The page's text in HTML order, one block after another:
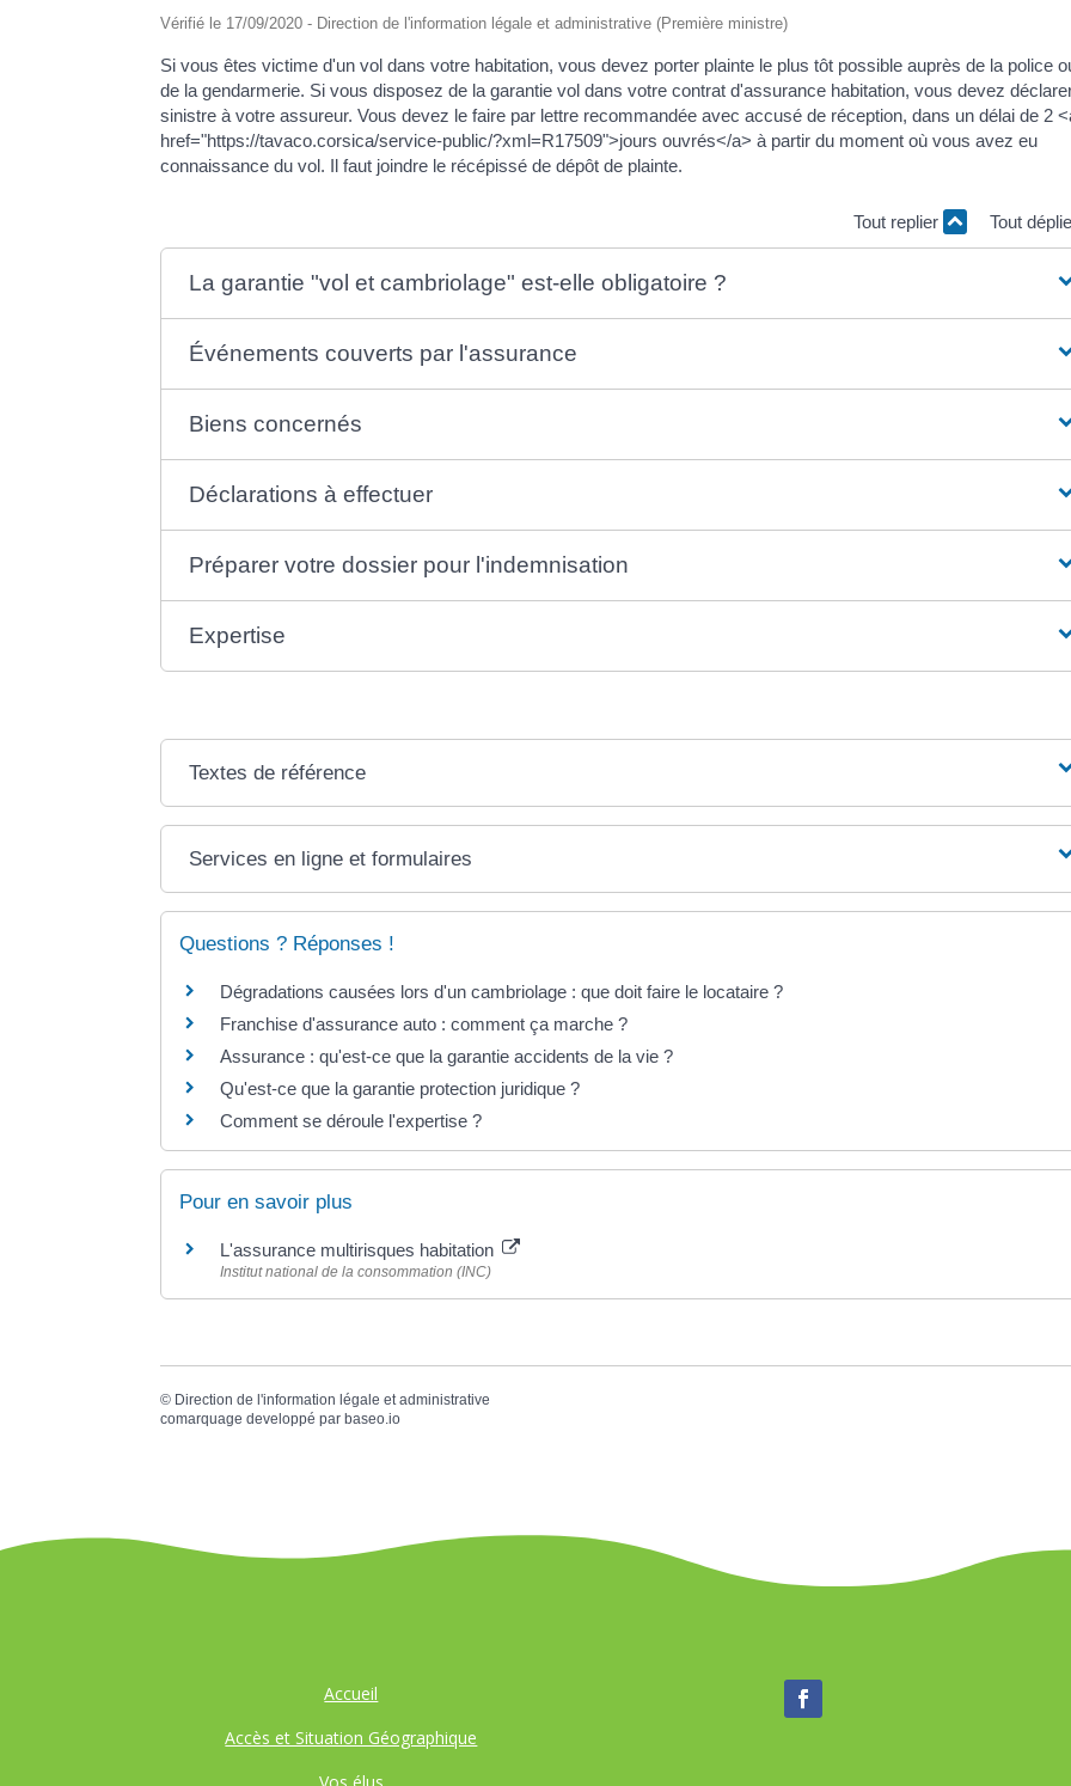
Vérifié le 17/09/2020 - Direction de l'information légale et administrative (Première ministre)
Si vous êtes victime d'un vol dans votre habitation, vous devez porter plainte le plus tôt possible auprès de la police
de la gendarmerie. Si vous disposez de la garantie vol dans votre contrat d'assurance habitation, vous devez
sinistre à votre assureur. Vous devez le faire par lettre recommandée avec accusé de réception, dans un délai de 2
href="https://tavaco.corsica/service-public/?xml=R17509">jours ouvrés</a> à partir du moment où vous avez eu
connaissance du vol. Il faut joindre le récépissé de dépôt de plainte.
Tout replier Tout
La garantie "vol et cambriolage" est-elle obligatoire ?
Événements couverts par l'assurance
Biens concernés
Déclarations à effectuer
Préparer votre dossier pour l'indemnisation
Expertise
Textes de référence
Services en ligne et formulaires
Questions ? Réponses !
Dégradations causées lors d'un cambriolage : que doit faire le locataire ?
Franchise d'assurance auto : comment ça marche ?
Assurance : qu'est-ce que la garantie accidents de la vie ?
Qu'est-ce que la garantie protection juridique ?
Comment se déroule l'expertise ?
Pour en savoir plus
L'assurance multirisques habitation
Institut national de la consommation (INC)
© Direction de l'information légale et administrative
comarquage developpé par baseo.io
Accueil
Accès et Situation Géographique